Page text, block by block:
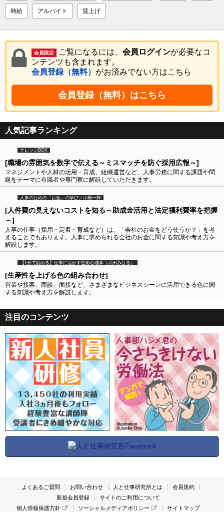
時給 アルバイト 賃上げ
会員限定 ご覧になるには、 会員ログインが必要なコ
ンテンツも含まれます。
会員登録（無料） がお済みでない方はこちら
会員登録（無料）はこちら
人気記事ランキング
ナレッジBOX
[職場の雰囲気を数字で伝える～ミスマッチを防ぐ採用広報～]
マネジメントや人材の活用・育成、組織運営など、人事労務に関する課題や問
題をテーマに有識者や専門家に解説していただきます。
人事のための「お金」の学び／小橋一輝
[人件費の見えないコストを知る～助成金活用と法定福利費率を把握
～]
人事の仕事（採用・定着・育成など）は、「会社のお金をどう使うか？」を考
えることでもあります。人事に求められる会社のお金に関する知識や考え方を
解説します。
【1分で読める】仕事に活かす色彩心理学（武田みはる）
[生産性を上げる色の組み合わせ]
営業や接客、商談、面接など、さまざまなビジネスシーンに活用できる色に関
する知識や考え方を解説します。
注目のコンテンツ
よくあるご質問 お問い合わせ 人と仕事研究所とは
会員規約
新規会員登録
サイトのご利用について
個人情報保護方針
ソーシャルメディアポリシー サイトマップ